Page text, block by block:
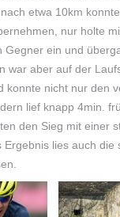
etwa 10km
nur holte
Gegner ein und
war aber auf der
konnte nicht nur den
lief knapp 4min.
den Sieg mit einer
Ergebnis lies auch die